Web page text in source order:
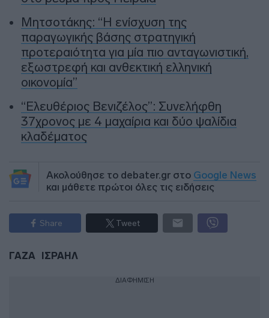
Μητσοτάκης: “Η ενίσχυση της
παραγωγικής βάσης στρατηγική
προτεραιότητα για μία πιο ανταγωνιστική,
εξωστρεφή και ανθεκτική ελληνική
οικονομία”
“Ελευθέριος Βενιζέλος”: Συνελήφθη
37χρονος με 4 μαχαίρια και δύο ψαλίδια
κλαδέματος
Ακολούθησε το debater.gr στο Google News
και μάθετε πρώτοι όλες τις ειδήσεις
Share Tweet
ΓΑΖΑ ΙΣΡΑΗΛ
ΔΙΑΦΗΜΙΣΗ